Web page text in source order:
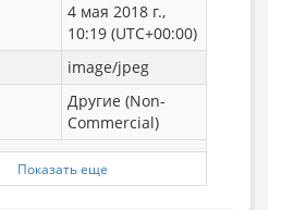
4 мая 2018 г.,
10:19 (UTC+00:00)
image/jpeg
Другие (Non-
Commercial)
Показать еще